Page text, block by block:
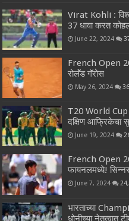
Virat Kohli :
37 धावा करत
June 22, 2024
French Open
रोलॅंड गॅरोस
May 26, 2024
T20 World
दक्षिण आफ्रिकेचा
June 19, 2024
French Open
फायनलमध्ये!
June 7, 2024
भारताच्या
धोनीच्या नेतृत्वात